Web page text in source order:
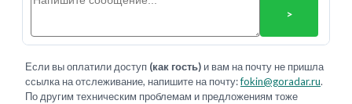
>
Если вы оплатили доступ (как гость) и вам на почту не пришла
ссылка на отслеживание, напишите на почту:fokin@goradar.ru.
По другим техническим проблемам и предложениям тоже